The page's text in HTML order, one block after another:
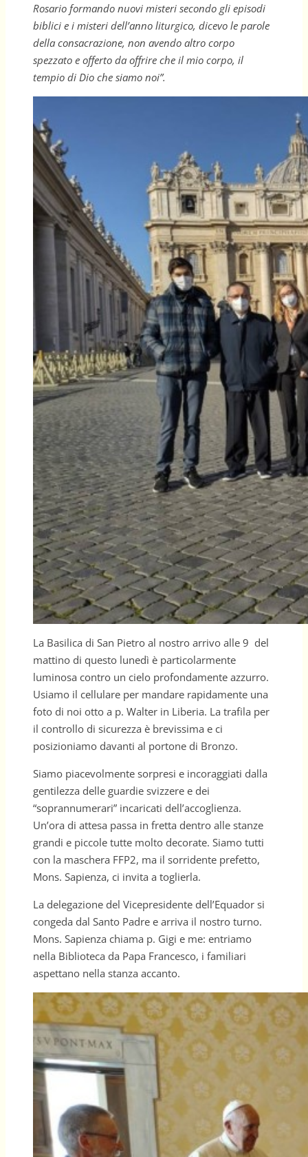
Rosario formando nuovi misteri secondo gli episodi
biblici e i misteri dell’anno liturgico, dicevo le parole
della consacrazione, non avendo altro corpo
spezzato e offerto da offrire che il mio corpo, il
tempio di Dio che siamo noi”.
La Basilica di San Pietro al nostro arrivo alle 9 del
mattino di questo lunedì è particolarmente
luminosa contro un cielo profondamente azzurro.
Usiamo il cellulare per mandare rapidamente una
foto di noi otto a p. Walter in Liberia. La trafila per
il controllo di sicurezza è brevissima e ci
posizioniamo davanti al portone di Bronzo.
Siamo piacevolmente sorpresi e incoraggiati dalla
gentilezza delle guardie svizzere e dei
“soprannumerari” incaricati dell’accoglienza.
Un’ora di attesa passa in fretta dentro alle stanze
grandi e piccole tutte molto decorate. Siamo tutti
con la maschera FFP2, ma il sorridente prefetto,
Mons. Sapienza, ci invita a toglierla.
La delegazione del Vicepresidente dell’Equador si
congeda dal Santo Padre e arriva il nostro turno.
Mons. Sapienza chiama p. Gigi e me: entriamo
nella Biblioteca da Papa Francesco, i familiari
aspettano nella stanza accanto.